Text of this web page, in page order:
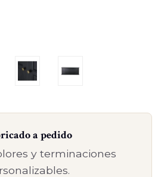
a pedido
y terminaciones